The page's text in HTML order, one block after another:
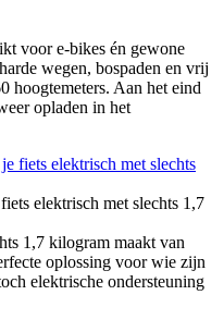
voor e-bikes én gewone
wegen, bospaden en vrij
hoogtemeters. Aan het eind
opladen in het
elektrisch met slechts 1,7
1,7 kilogram maakt van
oplossing voor wie zijn
elektrische ondersteuning